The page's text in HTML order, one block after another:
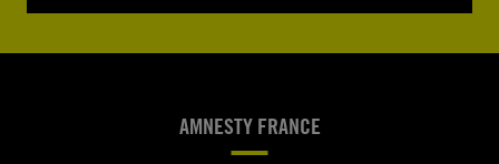
AMNESTY FRANCE